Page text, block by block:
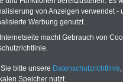
Ländern,
keitsrecht für
Teilzeitantrag usw.>>>hier
den
von Anzeigen verwendet
Werbung genutzt.
macht Gebrauch von
bitte unsere Datenschutzrichtlinie
Speicher nutzt.